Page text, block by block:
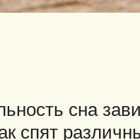
сна
спят